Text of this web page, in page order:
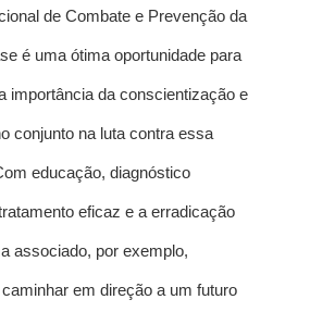
de Combate e Prevenção da
é uma ótima oportunidade para
importância da conscientização e
conjunto na luta contra essa
educação, diagnóstico
eficaz e a erradicação
associado, por exemplo,
em direção a um futuro